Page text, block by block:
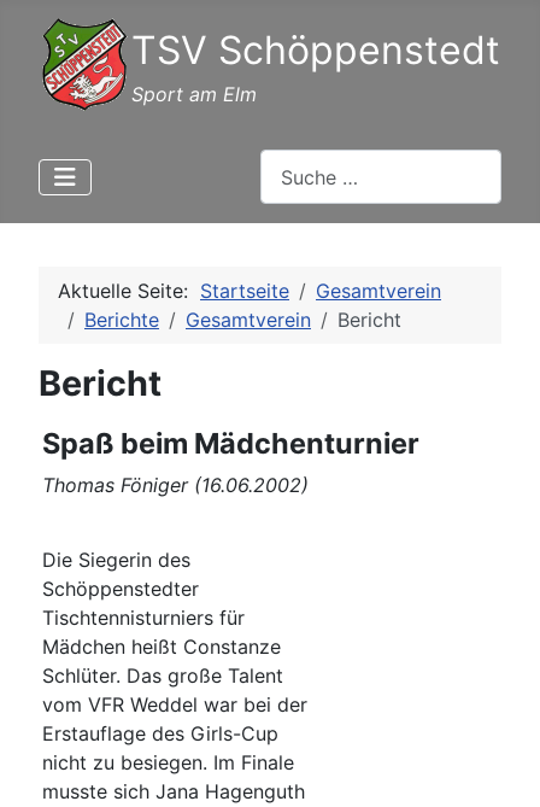
TSV Schöppenstedt
Sport am Elm
Aktuelle Seite: Startseite
Gesamtverein
Berichte
Gesamtverein Bericht
Bericht
Spaß beim Mädchenturnier
Thomas Föniger (16.06.2002)
Die Siegerin des
Schöppenstedter
Tischtennisturniers für
Mädchen heißt Constanze
Schlüter. Das große Talent
vom VFR Weddel war bei der
Erstauflage des Girls-Cup
nicht zu besiegen. Im Finale
musste sich Jana Hagenguth